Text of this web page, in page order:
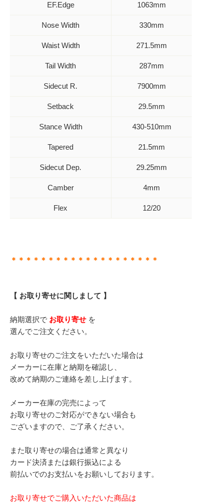
EF.Edge 1063mm
Nose Width 330mm
Waist Width 271.5mm
Tail Width 287mm
Sidecut R. 7900mm
Setback 29.5mm
Stance Width 430-510mm
Tapered 21.5mm
Sidecut Dep. 29.25mm
Camber 4mm
Flex 12/20
＊＊＊＊＊＊＊＊＊＊＊＊＊＊＊＊＊＊＊＊
【 お取り寄せに関しまして 】
納期選択で お取り寄せ を
選んでご注文ください。
お取り寄せのご注文をいただいた場合は
メーカーに在庫と納期を確認し、
改めて納期のご連絡を差し上げます。
メーカー在庫の完売によって
お取り寄せのご対応ができない場合も
ございますので、ご了承ください。
また取り寄せの場合は通常と異なり
カード決済または銀行振込による
前払いでのお支払いをお願いしております。
お取り寄せでご購入いただいた商品は